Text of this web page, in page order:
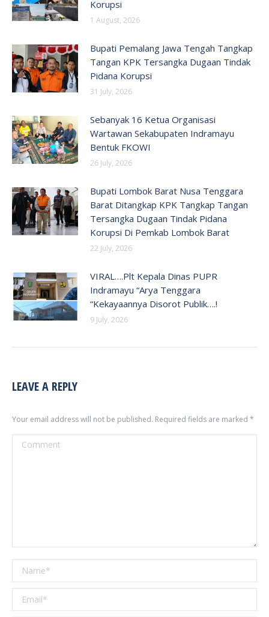
Korupsi
1 August, 2026
Bupati Pemalang Jawa Tengah Tangkap
Tangan KPK Tersangka Dugaan Tindak
Pidana Korupsi
31 July, 2026
Sebanyak 16 Ketua Organisasi
Wartawan Sekabupaten Indramayu
Bentuk FKOWI
26 July, 2026
Bupati Lombok Barat Nusa Tenggara
Barat Ditangkap KPK Tangkap Tangan
Tersangka Dugaan Tindak Pidana
Korupsi Di Pemkab Lombok Barat
22 July, 2026
VIRAL….Plt Kepala Dinas PUPR
Indramayu “Arya Tenggara
“Kekayaannya Disorot Publik….!
9 July, 2026
LEAVE A REPLY
Your email address will not be published. Required fields are marked *
Comment
Name *
Email *